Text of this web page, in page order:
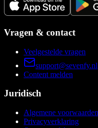
Vragen & contact
Veelgestelde vragen
support@sevenfy.nl
Content melden
Juridisch
Algemene voorwaarden
Privacyverklaring